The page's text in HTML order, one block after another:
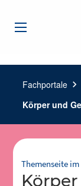
Fachportale chevron_right
Körper und
Themenseite